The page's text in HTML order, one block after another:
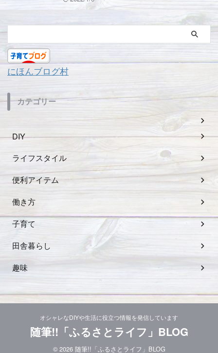
にほんブログ村
カテゴリー
DIY
ライフスタイル
便利アイテム
働き方
子育て
田舎暮らし
趣味
オシャレなDIYや生活に役立つ情報を発信しています
随筆!!「ふるさとライフ」BLOG
© 2026 随筆!!「ふるさとライフ」BLOG